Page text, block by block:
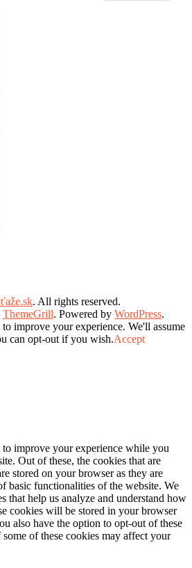
. All rights reserved.
ThemeGrill. Powered by WordPress.
improve your experience. We'll assume
can opt-out if you wish.Accept
to improve your experience while you
Out of these, the cookies that are
stored on your browser as they are
basic functionalities of the website. We
that help us analyze and understand how
cookies will be stored in your browser
also have the option to opt-out of these
of these cookies may affect your